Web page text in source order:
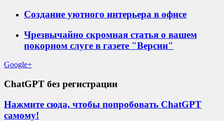
Создание уютного интерьера в офисе
Чрезвычайно скромная статья о вашем
покорном слуге в газете "Версии"
Google+
ChatGPT без регистрации
Нажмите сюда, чтобы попробовать ChatGPT
самому!